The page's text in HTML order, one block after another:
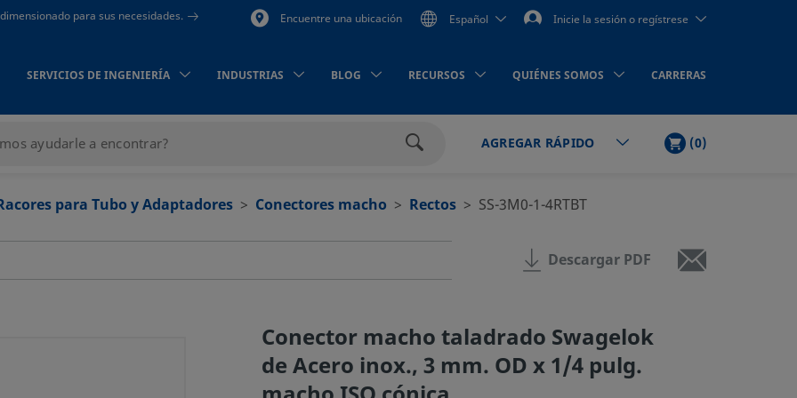
para sus necesidades. Encuentre una ubicación Español Inicie la sesión o regístrese
SERVICIOS DE INGENIERÍA INDUSTRIAS BLOG RECURSOS QUIÉNES SOMOS CARRERAS
AGREGAR RÁPIDO
LISTA
DE
(0)PRODUCTOS
para Tubo y Adaptadores Conectores macho Rectos SS-3M0-1-4RTBT
Descargar PDF
Conector macho taladrado Swagelok
de Acero inox., 3 mm. OD x 1/4 pulg.